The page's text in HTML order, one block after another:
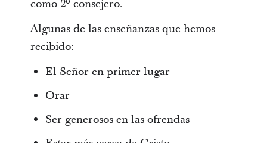
como 2º consejero.
Algunas de las enseñanzas que hemos
recibido:
El Señor en primer lugar
Orar
Ser generosos en las ofrendas